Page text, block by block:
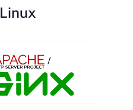
Linux
/